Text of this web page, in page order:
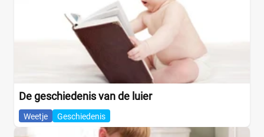
De geschiedenis van de luier
Weetje Geschiedenis